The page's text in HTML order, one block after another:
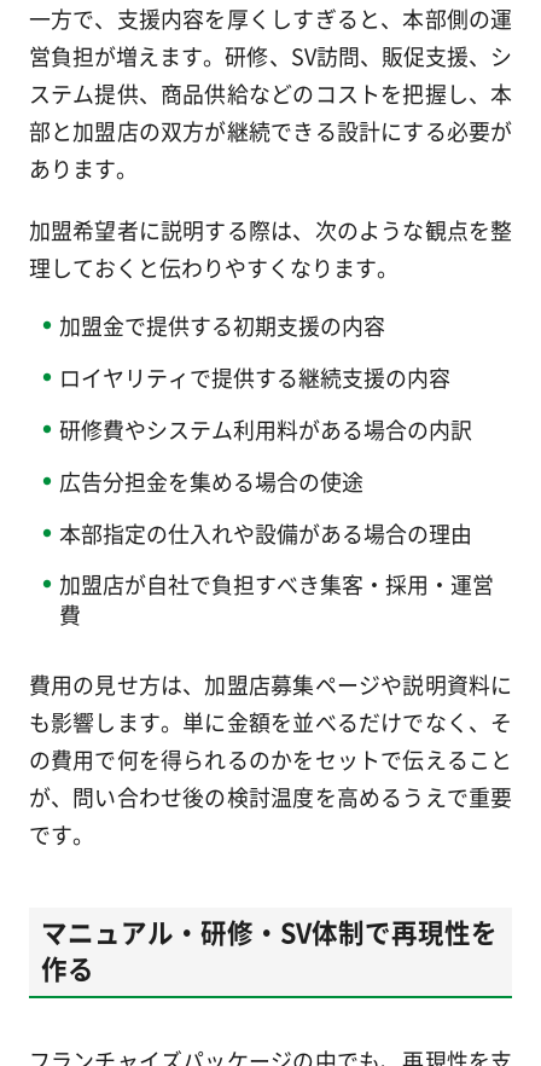
一方で、支援内容を厚くしすぎると、本部側の運
営負担が増えます。研修、SV訪問、販促支援、シ
ステム提供、商品供給などのコストを把握し、本
部と加盟店の双方が継続できる設計にする必要が
あります。
加盟希望者に説明する際は、次のような観点を整
理しておくと伝わりやすくなります。
加盟金で提供する初期支援の内容
ロイヤリティで提供する継続支援の内容
研修費やシステム利用料がある場合の内訳
広告分担金を集める場合の使途
本部指定の仕入れや設備がある場合の理由
加盟店が自社で負担すべき集客・採用・運営
費
費用の見せ方は、加盟店募集ページや説明資料に
も影響します。単に金額を並べるだけでなく、そ
の費用で何を得られるのかをセットで伝えること
が、問い合わせ後の検討温度を高めるうえで重要
です。
マニュアル・研修・SV体制で再現性を
作る